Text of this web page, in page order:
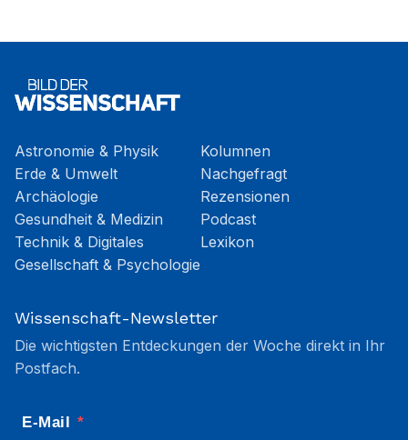
Astronomie & Physik
Erde & Umwelt
Archäologie
Gesundheit & Medizin
Technik & Digitales
Gesellschaft & Psychologie
Kolumnen
Nachgefragt
Rezensionen
Podcast
Lexikon
Wissenschaft-Newsletter
Die wichtigsten Entdeckungen der Woche direkt in Ihr
Postfach.